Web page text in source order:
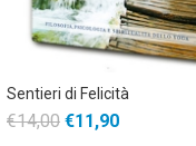
Sentieri di Felicità
€14,00 €11,90